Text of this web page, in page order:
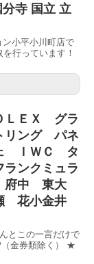
寺 国立 立
ン小平小川町店で
行っています！
ＥＸ グラ
リング パネ
ＩＷＣ タ
ンクミュラ
中 東大
花小金井
とこの一言だけで
金券類除く） ★